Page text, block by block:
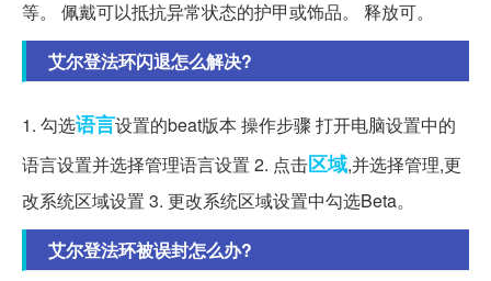
等。 佩戴可以抵抗异常状态的护甲或饰品。 释放可。
艾尔登法环闪退怎么解决?
1. 勾选语言设置的beat版本 操作步骤 打开电脑设置中的
语言设置并选择管理语言设置 2. 点击区域,并选择管理,更
改系统区域设置 3. 更改系统区域设置中勾选Beta。
艾尔登法环被误封怎么办?